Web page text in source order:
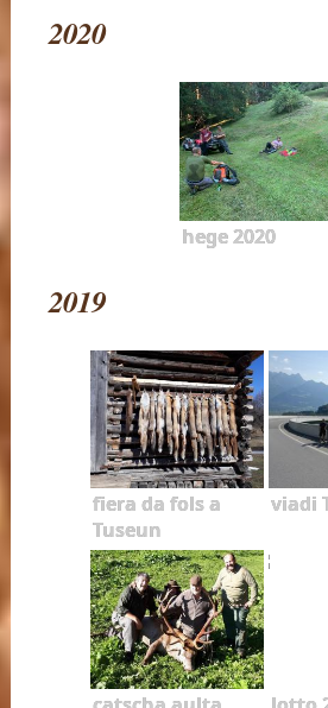
2020
hege 2020
2019
fiera da fols a
Tuseun
viadi